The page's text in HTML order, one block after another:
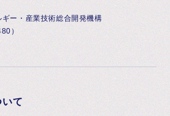
ー・産業技術総合開発機構
）
て